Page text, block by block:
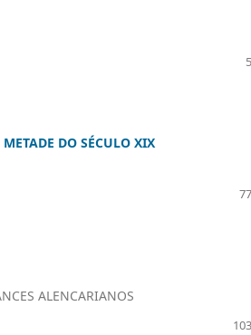
DO SÉCULO XIX
ALENCARIANOS